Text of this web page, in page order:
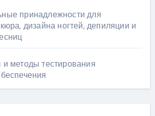
принадлежности для
дизайна ногтей, депиляции и
методы тестирования